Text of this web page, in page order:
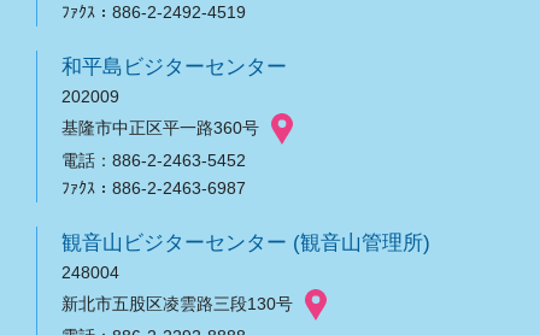
ﾌｧｸｽ：886-2-2492-4519
和平島ビジターセンター
202009
基隆市中正区平一路360号
電話：886-2-2463-5452
ﾌｧｸｽ：886-2-2463-6987
観音山ビジターセンター (観音山管理所)
248004
新北市五股区凌雲路三段130号